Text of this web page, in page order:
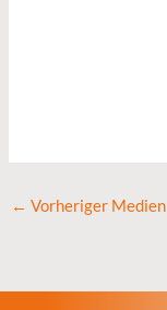
← Vorheriger Medien